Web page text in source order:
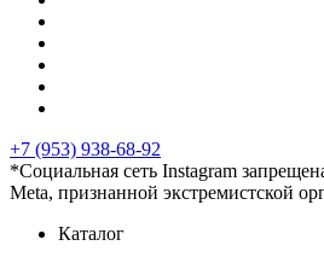
+7 (953) 938-68-92
*Социальная сеть Instagram
Meta, признанной экстремистской
Каталог